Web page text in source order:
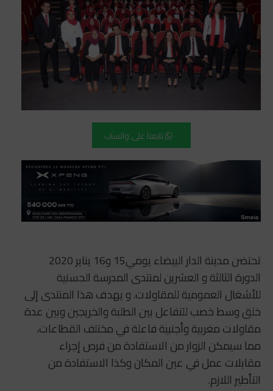
تابعنا على واتساب
تحتضن مدينة الدار البيضاء يومي15 و16 يناير 2020
الدورة الثالثة و العشرين لمنتدى المدرسة الحسنية
للأشغال العمومية للمقاولات. و يهدف هذا المنتدى إلى
خلق وسط خصب للتفاعل بين الطلبة والخريجين وبين عدة
مقاولات مغربية وأجنبية فاعلة في مختلف القطاعات،
مما سيمكن الزوار من الاستفادة من فرص إجراء
مقابلات عمل في عين المكان وكذا الاستفادة من
التأطير اللازم.